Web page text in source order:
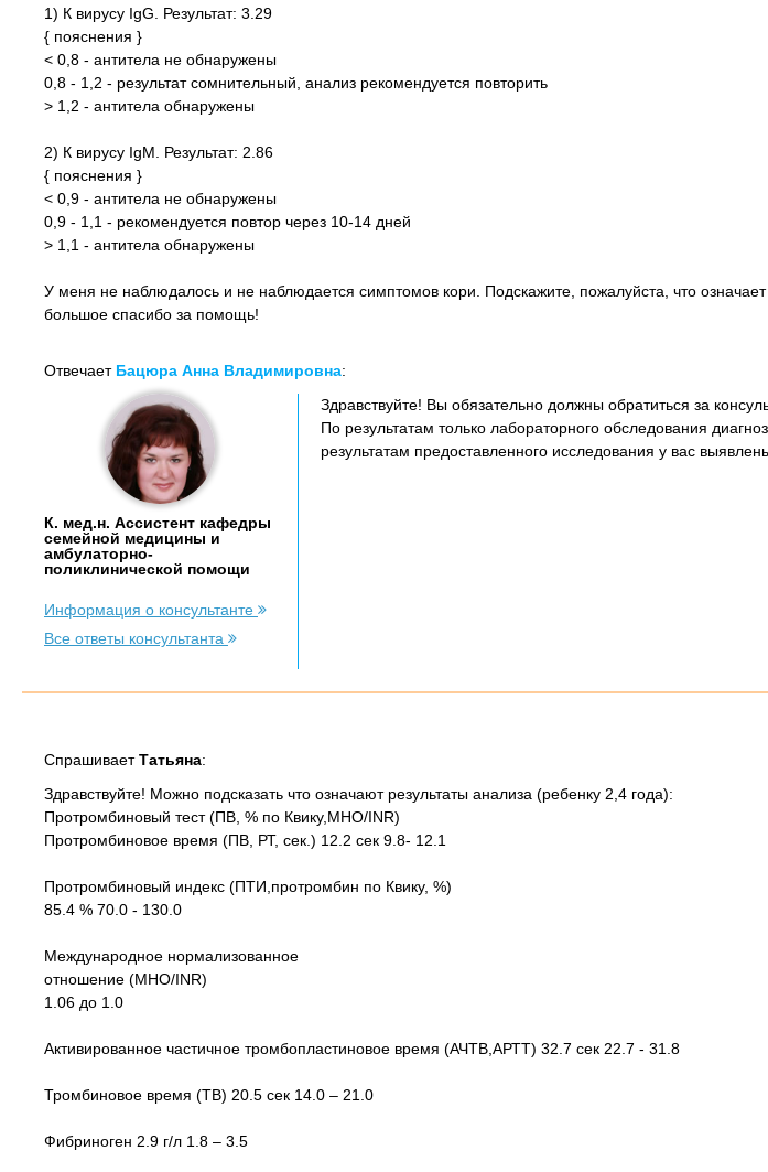
1) К вирусу IgG. Результат: 3.29
{ пояснения }
< 0,8 - антитела не обнаружены
0,8 - 1,2 - результат сомнительный, анализ рекомендуется повторить
> 1,2 - антитела обнаружены
2) К вирусу IgM. Результат: 2.86
{ пояснения }
< 0,9 - антитела не обнаружены
0,9 - 1,1 - рекомендуется повтор через 10-14 дней
> 1,1 - антитела обнаружены
У меня не наблюдалось и не наблюдается симптомов кори. Подскажите, пожалуйста, что означает
большое спасибо за помощь!
Отвечает Бацюра Анна Владимировна:
К. мед.н. Ассистент кафедры
семейной медицины и
амбулаторно-
поликлинической помощи
Информация о консультанте
Все ответы консультанта
Здравствуйте! Вы обязательно должны обратиться за
По результатам только лабораторного обследования
результатам предоставленного исследования у вас
СпрашиваетТатьяна:
Здравствуйте! Можно подсказать что означают результаты анализа (ребенку 2,4 года):
Протромбиновый тест (ПВ, % по Квику,МНО/INR)
Протромбиновое время (ПВ, РТ, сек.) 12.2 сек 9.8- 12.1
Протромбиновый индекс (ПТИ,протромбин по Квику, %)
85.4 % 70.0 - 130.0
Международное нормализованное
отношение (МНО/INR)
1.06 до 1.0
Активированное частичное тромбопластиновое время (АЧТВ,АРТТ) 32.7 сек 22.7 - 31.8
Тромбиновое время (ТВ) 20.5 сек 14.0 – 21.0
Фибриноген 2.9 г/л 1.8 – 3.5